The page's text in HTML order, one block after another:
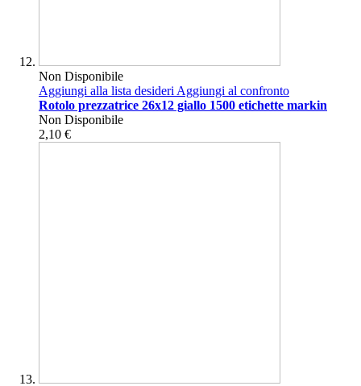
Non Disponibile
Aggiungi alla lista desideriAggiungi al confronto
Rotolo prezzatrice 26x12 giallo 1500 etichette markin
Non Disponibile
2,10 €